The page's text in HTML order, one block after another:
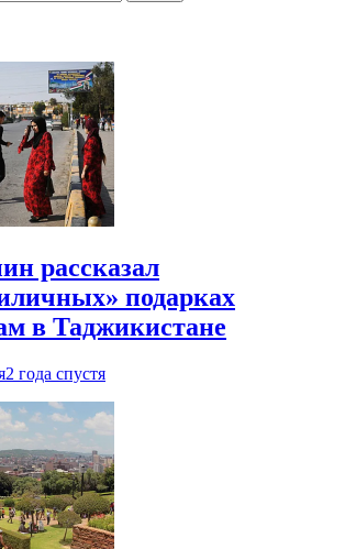
рассказал
подарках
в Таджикистане
2 года спустя